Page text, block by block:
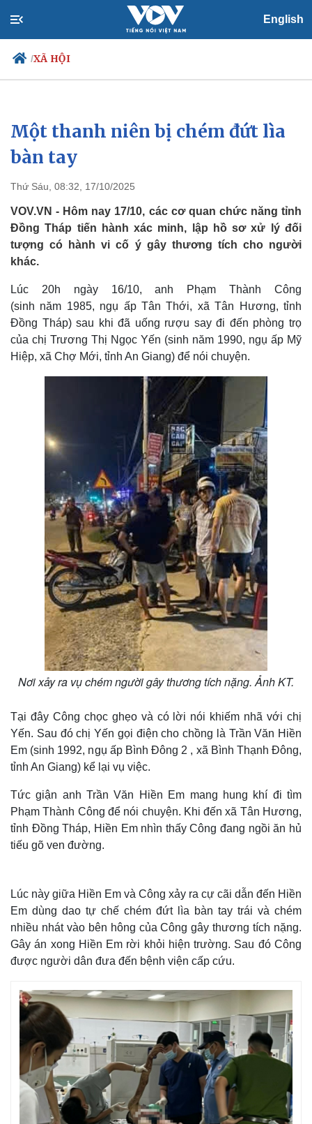
English
/XÃ HỘI
Chính trị
Đảng
Tổ chức nhân sự
Nhận diện sự thật
Xã hội
Việc làm
Biển đảo
Thế giới
Multimedia
Một thanh niên bị chém đứt lìa
bàn tay
Thứ Sáu, 08:32, 17/10/2025
VOV.VN - Hôm nay 17/10, các cơ quan chức năng tỉnh
Đồng Tháp tiến hành xác minh, lập hồ sơ xử lý đối
tượng có hành vi cố ý gây thương tích cho người
khác.
Lúc 20h ngày 16/10, anh Phạm Thành Công
(sinh năm 1985, ngụ ấp Tân Thới, xã Tân Hương, tỉnh
Đồng Tháp) sau khi đã uống rượu say đi đến phòng trọ
của chị Trương Thị Ngọc Yến (sinh năm 1990, ngụ ấp Mỹ
Hiệp, xã Chợ Mới, tỉnh An Giang) để nói chuyện.
Nơi xảy ra vụ chém người gây thương tích nặng. Ảnh KT.
Tại đây Công chọc ghẹo và có lời nói khiếm nhã với chị
Yến. Sau đó chị Yến gọi điện cho chồng là Trần Văn Hiền
Em (sinh 1992, ngụ ấp Bình Đông 2 , xã Bình Thạnh Đông,
tỉnh An Giang) kể lại vụ việc.
Tức giận anh Trần Văn Hiền Em mang hung khí đi tìm
Phạm Thành Công để nói chuyện. Khi đến xã Tân Hương,
tỉnh Đồng Tháp, Hiền Em nhìn thấy Công đang ngồi ăn hủ
tiếu gõ ven đường.
Lúc này giữa Hiền Em và Công xảy ra cự cãi dẫn đến Hiền
Em dùng dao tự chế chém đứt lìa bàn tay trái và chém
nhiều nhát vào bên hông của Công gây thương tích nặng.
Gây án xong Hiền Em rời khỏi hiện trường. Sau đó Công
được người dân đưa đến bệnh viện cấp cứu.